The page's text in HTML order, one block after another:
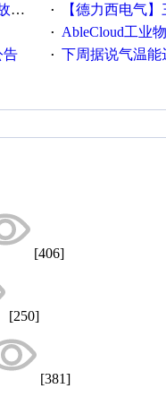
· 【德力西电气】三
· AbleCloud工业物联
告 · 下周据说气温能
[406]
[250]
[381]